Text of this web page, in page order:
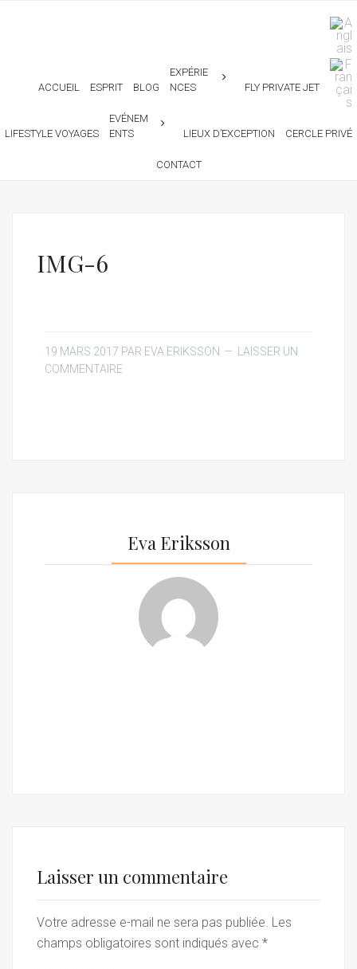
ACCUEIL ESPRIT BLOG
EXPÉRIE
NCES
FLY PRIVATE JET
LIFESTYLE VOYAGES
EVÉNEM
ENTS
LIEUX D’EXCEPTION CERCLE PRIVÉ
CONTACT
IMG-6
19 MARS 2017 PAR EVA ERIKSSON
LAISSER UN
COMMENTAIRE
Eva Eriksson
Laisser un commentaire
Votre adresse e-mail ne sera pas publiée. Les
champs obligatoires sont indiqués avec *